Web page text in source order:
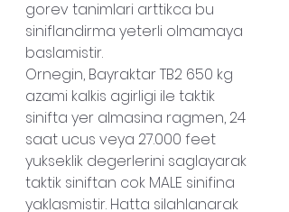
gorev tanimlari arttikca bu
siniflandirma yeterli olmamaya
baslamistir.
Ornegin, Bayraktar TB2 650 kg
azami kalkis agirligi ile taktik
sinifta yer almasina ragmen, 24
saat ucus veya 27.000 feet
yukseklik degerlerini saglayarak
taktik siniftan cok MALE sinifina
yaklasmistir. Hatta silahlanarak